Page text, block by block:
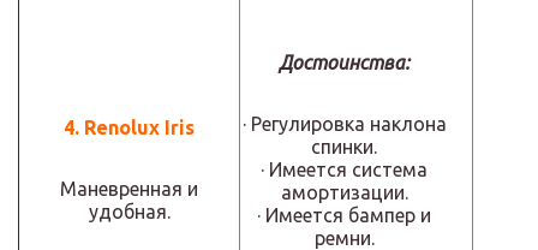
4. Renolux Iris
Маневренная и
удобная.
Достоинства:
· Регулировка наклона
спинки.
· Имеется система
амортизации.
· Имеется бампер и
ремни.